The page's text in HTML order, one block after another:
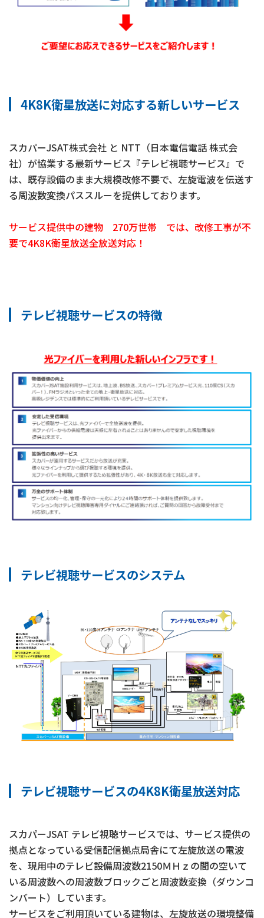
4K8K衛星放送に対応する新しいサービス
スカパーJSAT株式会社 と NTT（日本電信電話 株式会
社）が協業する最新サービス『テレビ視聴サービス』で
は、既存設備のまま大規模改修不要で、左旋電波を伝送す
る周波数変換パススルーを提供しております。
サービス提供中の建物 270万世帯 では、改修工事が不
要で4K8K衛星放送全放送対応！
テレビ視聴サービスの特徴
テレビ視聴サービスのシステム
テレビ視聴サービスの4K8K衛星放送対応
スカパーJSAT テレビ視聴サービスでは、サービス提供の
拠点となっている受信配信拠点局舎にて左旋放送の電波
を、現用中のテレビ設備周波数2150ＭＨｚの間の空いて
いる周波数への周波数ブロックごと周波数変換（ダウンコ
ンバート）しています。
サービスをご利用頂いている建物は、左旋放送の環境整備